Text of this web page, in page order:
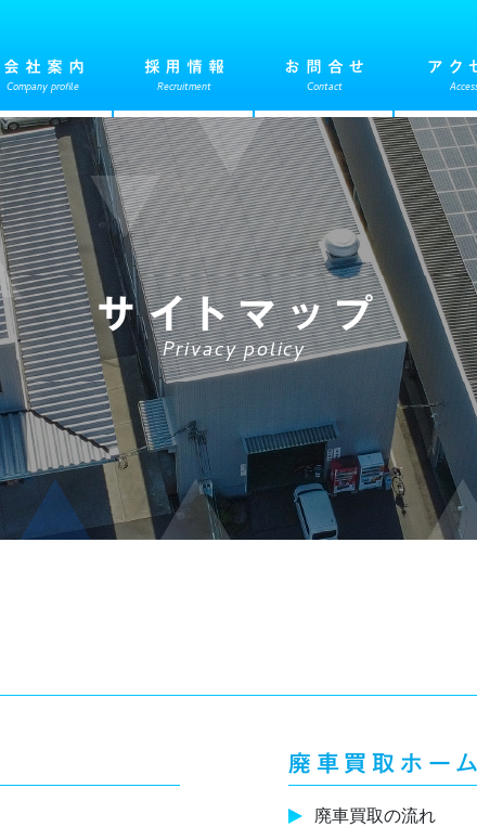
会社案内
Company profile
採用情報
Recruitment
お問合せ
Contact
アク
サイトマップ
廃車買取ホー
廃車買取の流れ